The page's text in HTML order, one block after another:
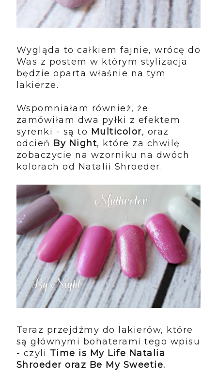
Wygląda to całkiem fajnie, wrócę do
Was z postem w którym stylizacja
będzie oparta właśnie na tym
lakierze.
Wspomniałam również, że
zamówiłam dwa pyłki z efektem
syrenki - są to Multicolor, oraz
odcień By Night, które za chwilę
zobaczycie na wzorniku na dwóch
kolorach od Natalii Shroeder.
Teraz przejdźmy do lakierów, które
są głównymi bohaterami tego wpisu
- czyli Time is My Life Natalia
Shroeder oraz Be My Sweetie.